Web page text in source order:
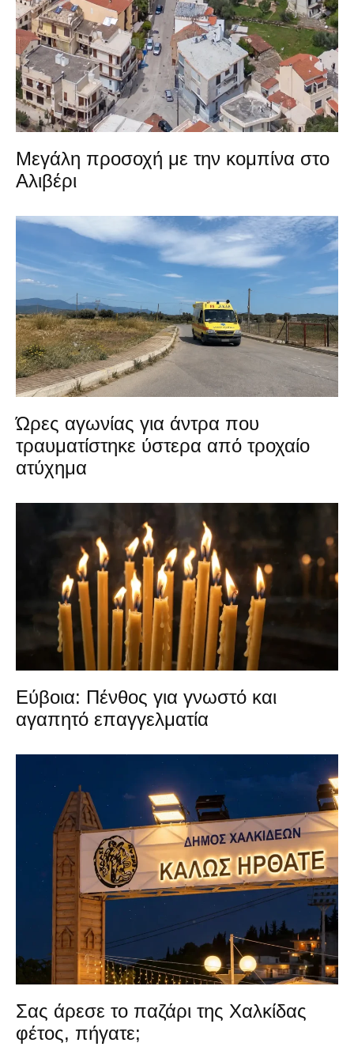
Μεγάλη προσοχή με την κομπίνα στο
Αλιβέρι
Ώρες αγωνίας για άντρα που
τραυματίστηκε ύστερα από τροχαίο
ατύχημα
Εύβοια: Πένθος για γνωστό και
αγαπητό επαγγελματία
Σας άρεσε το παζάρι της Χαλκίδας
φέτος, πήγατε;